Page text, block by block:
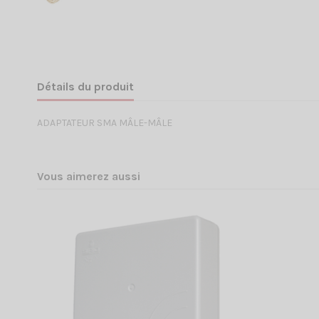
Détails du produit
ADAPTATEUR SMA MÂLE-MÂLE
Vous aimerez aussi